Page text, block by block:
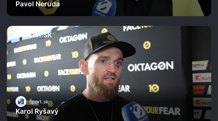
Pavol Neruda
Šport.sk
Karol Ryšavý